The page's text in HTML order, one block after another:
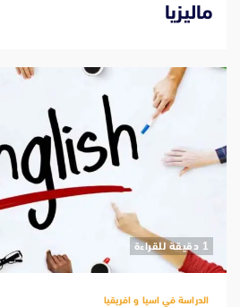
ماليزيا
‫1 دقيقة للقراءة
الدراسة في اسيا و افريقيا